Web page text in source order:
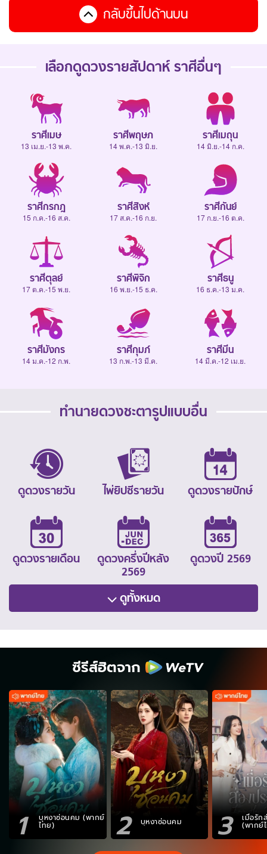
กลับขึ้นไปด้านบน
เลือกดูดวงรายสัปดาห์ ราศีอื่นๆ
ราศีเมษ
13 เม.ย.-13 พ.ค.
ราศีพฤษภ
14 พ.ค.-13 มิ.ย.
ราศีเมถุน
14 มิ.ย.-14 ก.ค.
ราศีกรกฎ
15 ก.ค.-16 ส.ค.
ราศีสิงห์
17 ส.ค.-16 ก.ย.
ราศีกันย์
17 ก.ย.-16 ต.ค.
ราศีตุลย์
17 ต.ค.-15 พ.ย.
ราศีพิจิก
16 พ.ย.-15 ธ.ค.
ราศีธนู
16 ธ.ค.-13 ม.ค.
ราศีมังกร
14 ม.ค.-12 ก.พ.
ราศีกุมภ์
13 ก.พ.-13 มี.ค.
ราศีมีน
14 มี.ค.-12 เม.ย.
ทำนายดวงชะตารูปแบบอื่น
ดูดวงรายวัน ไพ่ยิปซีรายวัน ดูดวงรายปักษ์
ดูดวงรายเดือน
ดูดวงครึ่งปีหลัง
2569
ดูดวงปี 2569
ดูทั้งหมด
ซีรีส์ฮิตจาก
1 บุหงาซ่อนคม (พากย์
ไทย) 2 บุหงาซ่อนคม 3 เมื่อรัก
(พากย์